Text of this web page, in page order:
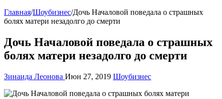
Главная/Шоубизнес/Дочь Началовой поведала о страшных
болях матери незадолго до смерти
Дочь Началовой поведала о страшных
болях матери незадолго до смерти
Зинаида Леонова Июн 27, 2019 Шоубизнес